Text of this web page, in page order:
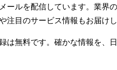
ールを配信しています。業界
注目のサービス情報もお届けし
は無料です。確かな情報を、